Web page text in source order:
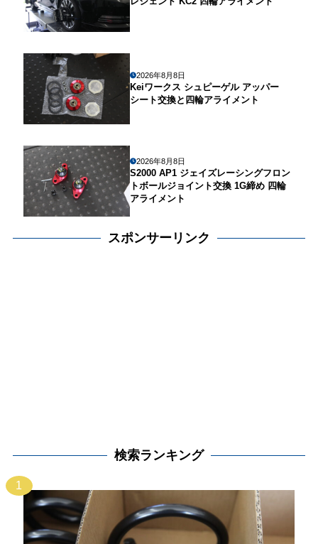
2026年8月8日
Keiワークス シュピーゲル アッパー
シート交換と四輪アライメント
2026年8月8日
S2000 AP1 ジェイズレーシングフロン
トボールジョイント交換 1G締め 四輪
アライメント
スポンサーリンク
検索ランキング
1